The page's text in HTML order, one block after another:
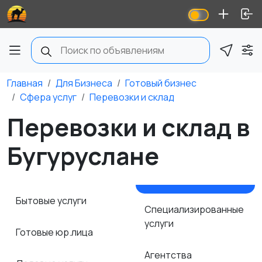
Главная Для Бизнеса
Готовый бизнес
Сфера услуг
Перевозки и склад
Перевозки и склад в
Бугуруслане
Бытовые услуги
Готовые юр.лица
Специализированные
услуги
Агентства